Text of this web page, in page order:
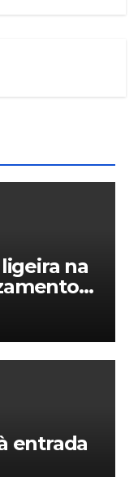
na
entrada